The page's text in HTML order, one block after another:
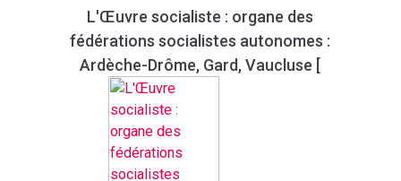
L'Œuvre socialiste : organe des
fédérations socialistes autonomes :
Ardèche-Drôme, Gard, Vaucluse [